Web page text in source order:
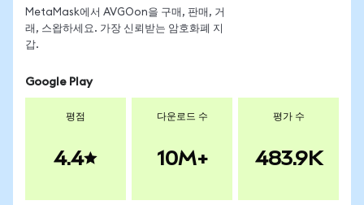
MetaMask에서 AVGOon을 구매, 판매, 거
래, 스왑하세요. 가장 신뢰받는 암호화폐 지
갑.
Google Play
평점
4.4
다운로드 수
10M+
평가 수
483.9K